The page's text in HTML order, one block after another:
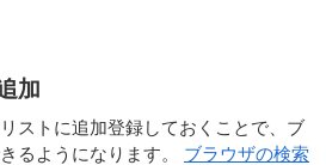
加
ストに追加登録しておくことで、ブ
るようになります。 ブラウザの検索